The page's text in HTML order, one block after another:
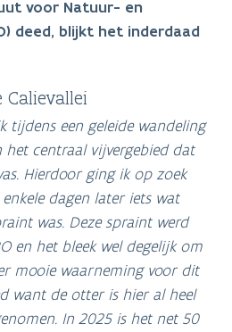
voor Natuur- en
deed, blijkt het inderdaad
tijdens een geleide wandeling
het centraal vijvergebied dat
Hierdoor ging ik op zoek
dagen later iets wat
was. Deze spraint werd
en het bleek wel degelijk om
mooie waarneming voor dit
want de otter is hier al heel
In 2025 is het net 50